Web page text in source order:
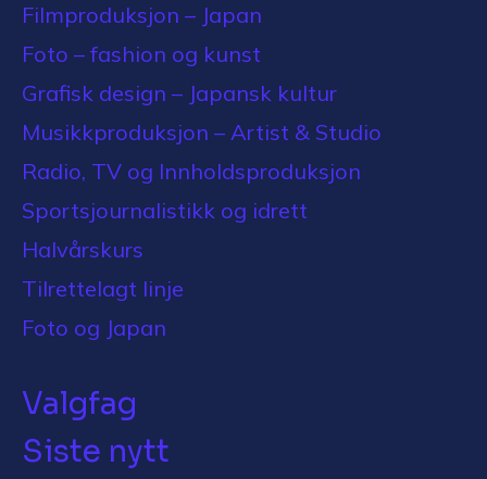
Filmproduksjon – Japan
Foto – fashion og kunst
Grafisk design – Japansk kultur
Musikkproduksjon – Artist & Studio
Radio, TV og Innholdsproduksjon
Sportsjournalistikk og idrett
Halvårskurs
Tilrettelagt linje
Foto og Japan
Valgfag
Siste nytt